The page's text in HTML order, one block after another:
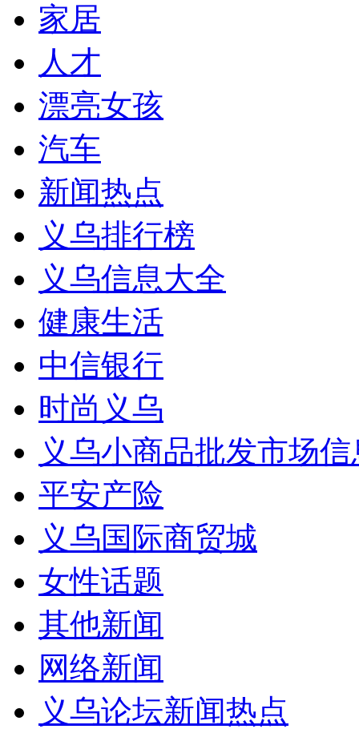
家居
人才
漂亮女孩
汽车
新闻热点
义乌排行榜
义乌信息大全
健康生活
中信银行
时尚义乌
义乌小商品批发市场
平安产险
义乌国际商贸城
女性话题
其他新闻
网络新闻
义乌论坛新闻热点